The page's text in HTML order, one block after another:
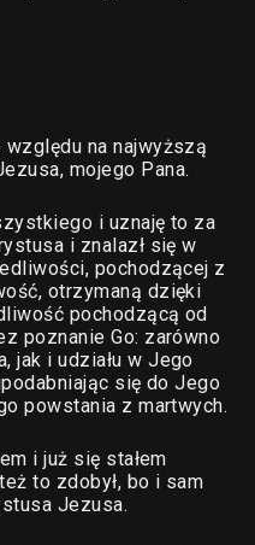
na najwyższą
mojego Pana.
i uznaję to za
i znalazł się w
pochodzącej z
otrzymaną dzięki
pochodzącą od
poznanie Go: zarówno
jak i udziału w Jego
się do Jego
powstania z martwych.
i już się stałem
to zdobył, bo i sam
Jezusa.